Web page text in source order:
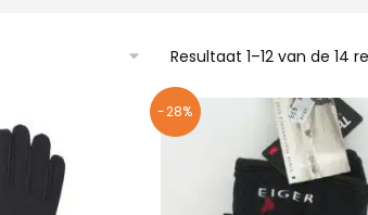
Resultaat 1–12 van de
-28%